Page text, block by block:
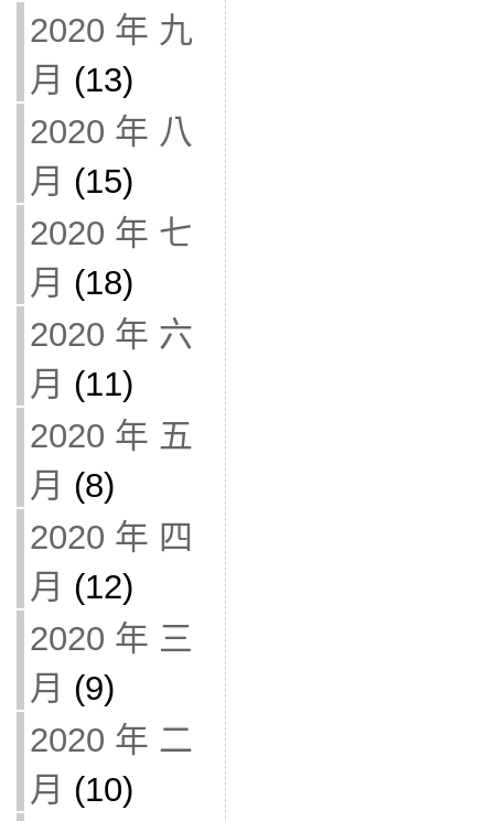
2020 年 九
月 (13)
2020 年 八
月 (15)
2020 年 七
月 (18)
2020 年 六
月 (11)
2020 年 五
月 (8)
2020 年 四
月 (12)
2020 年 三
月 (9)
2020 年 二
月 (10)